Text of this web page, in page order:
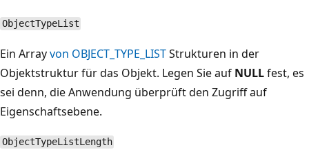
ObjectTypeList
Ein Arrayvon OBJECT_TYPE_LISTStrukturen in der
Objektstruktur für das Objekt. Legen Sie auf NULLfest, es
sei denn, die Anwendung überprüft den Zugriff auf
Eigenschaftsebene.
ObjectTypeListLength